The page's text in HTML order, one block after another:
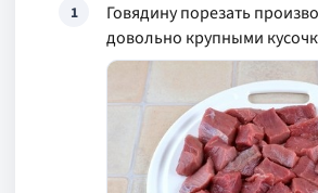
1
Говядину порезать
довольно крупными